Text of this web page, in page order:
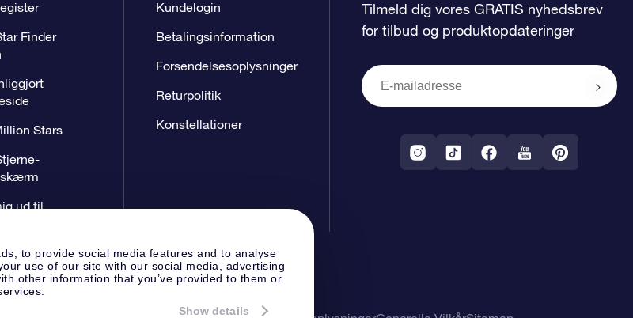
to provide social media features and to analyse
use of our site with our social media, advertising
other information that you’ve provided to them or
Show details
Finder
Stars
ud til
Kundelogin
Betalingsinformation
Forsendelsesoplysninger
Returpolitik
Konstellationer
Tilmeld dig vores GRATIS nyhedsbrev
for tilbud og produktopdateringer